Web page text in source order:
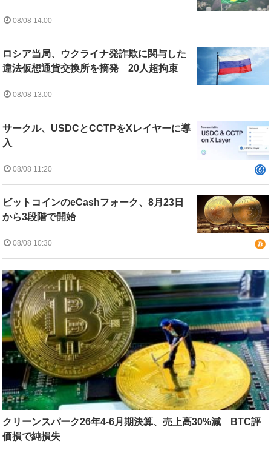
08/08 14:00
ロシア当局、ウクライナ発詐欺に関与した
違法仮想通貨交換所を摘発 20人超拘束
08/08 13:00
サークル、USDCとCCTPをXレイヤーに導
入
08/08 11:20
ビットコインのeCashフォーク、8月23日
から3段階で開始
08/08 10:30
クリーンスパーク26年4-6月期決算、売上高30%減 BTC評
価損で純損失